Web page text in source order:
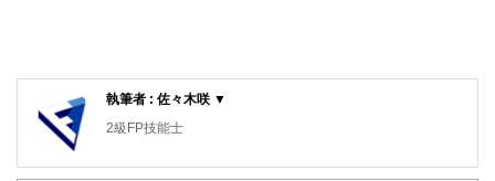
執筆者 : 佐々木咲 ▼
2級FP技能士